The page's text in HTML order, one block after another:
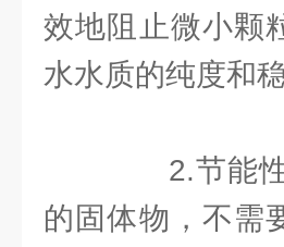
效地阻止微小颗
水水质的纯度和稳
2.节能性
的固体物，不需